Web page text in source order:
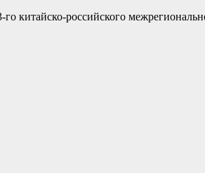
китайско-российского